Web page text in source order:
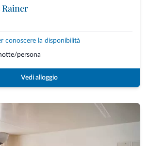
conoscere la disponibilità
persona
Vedi alloggio